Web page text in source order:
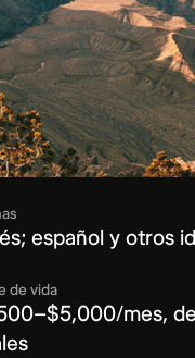
español y otros
de vida
mes,